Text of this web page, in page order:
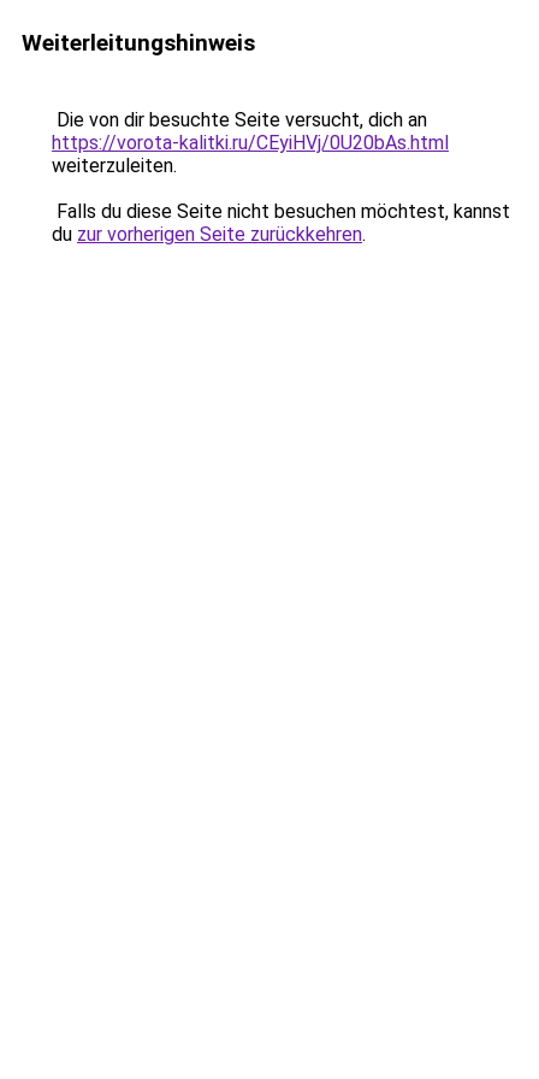
Weiterleitungshinweis
Die von dir besuchte Seite versucht, dich an
https://vorota-kalitki.ru/CEyiHVj/0U20bAs.html
weiterzuleiten.
Falls du diese Seite nicht besuchen möchtest, kannst
du zur vorherigen Seite zurückkehren.